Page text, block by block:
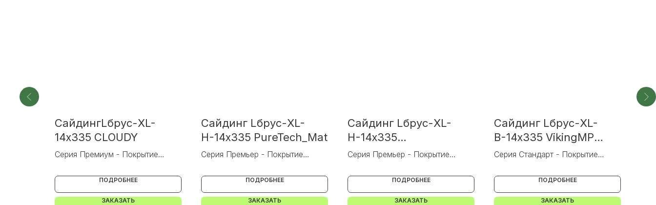
СайдингLбрус-XL-
14х335 CLOUDY
Серия Премиум - Покрытие
ПОДРОБНЕЕ
ЗАКАЗАТЬ
Сайдинг Lбрус-XL-
Н-14х335 PureTech_Mat
Серия Премьер - Покрытие
ПОДРОБНЕЕ
ЗАКАЗАТЬ
Сайдинг Lбрус-XL-
Н-14х335
ECOSTEEL(Накатка)
Серия Премьер - Покрытие
ПОДРОБНЕЕ
ЗАКАЗАТЬ
Сайдинг Lбрус-XL-
В-14х335 VikingMP
(Волна)
Серия Стандарт - Покрытие
ПОДРОБНЕЕ
ЗАКАЗАТЬ